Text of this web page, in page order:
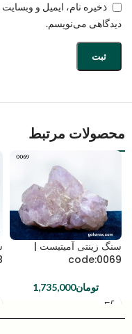
ذخیره نام، ایمیل و
دیدگاهی می‌نویسم.
محصولات مرتبط
سنگ زینتی آمیتیست |
code:0069
تومان1,735,000